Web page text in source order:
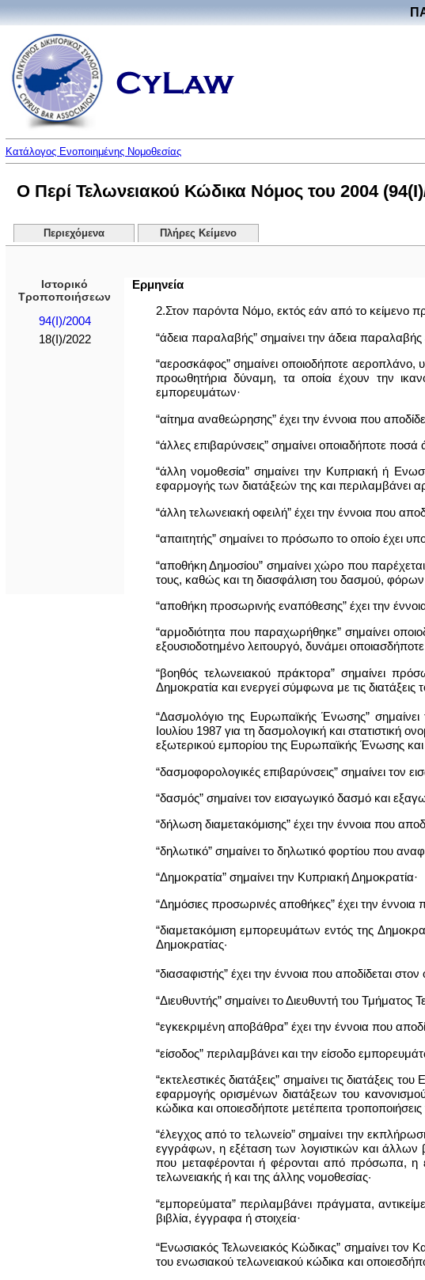
Κατάλογος Ενοποιημένης Νομοθεσίας
Ο Περί Τελωνειακού Κώδικα Νόμος του 2004
Περιεχόμενα Πλήρες Κείμενο
Ιστορικό
Τροποποιήσεων
94(I)/2004
18(I)/2022
Ερμηνεία
2.Στον παρόντα Νόμο, εκτός εάν από το κείμενο
“άδεια παραλαβής” σημαίνει την άδεια
“αεροσκάφος” σημαίνει οποιοδήποτε
προωθητήρια δύναμη, τα οποία έχουν την
εμπορευμάτων·
“αίτημα αναθεώρησης” έχει την έννοια που
“άλλες επιβαρύνσεις” σημαίνει οποιαδήποτε
“άλλη νομοθεσία” σημαίνει την Κυπριακή ή
εφαρμογής των διατάξεών της και περιλαμβάνει
“άλλη τελωνειακή οφειλή” έχει την έννοια που
“απαιτητής” σημαίνει το πρόσωπο το οποίο έχει
“αποθήκη Δημοσίου” σημαίνει χώρο που
τους, καθώς και τη διασφάλιση του δασμού,
“αποθήκη προσωρινής εναπόθεσης” έχει την
“αρμοδιότητα που παραχωρήθηκε” σημαίνει
εξουσιοδοτημένο λειτουργό, δυνάμει
“βοηθός τελωνειακού πράκτορα” σημαίνει
Δημοκρατία και ενεργεί σύμφωνα με τις διατάξεις
“Δασμολόγιο της Ευρωπαϊκής Ένωσης”
Ιουλίου 1987 για τη δασμολογική και στατιστική
εξωτερικού εμπορίου της Ευρωπαϊκής Ένωσης
“δασμοφορολογικές επιβαρύνσεις” σημαίνει τον
“δασμός” σημαίνει τον εισαγωγικό δασμό και
“δήλωση διαμετακόμισης” έχει την έννοια που
“δηλωτικό” σημαίνει το δηλωτικό φορτίου που
“Δημοκρατία” σημαίνει την Κυπριακή Δημοκρατία·
“Δημόσιες προσωρινές αποθήκες” έχει την
“διαμετακόμιση εμπορευμάτων εντός της
Δημοκρατίας·
“διασαφιστής” έχει την έννοια που αποδίδεται
“Διευθυντής” σημαίνει το Διευθυντή του Τμήματος
“εγκεκριμένη αποβάθρα” έχει την έννοια που
“είσοδος” περιλαμβάνει και την είσοδο
“εκτελεστικές διατάξεις” σημαίνει τις
εφαρμογής ορισμένων διατάξεων του
κώδικα και οποιεσδήποτε μετέπειτα τροποποιήσεις
“έλεγχος από το τελωνείο” σημαίνει την
εγγράφων, η εξέταση των λογιστικών και
που μεταφέρονται ή φέρονται από πρόσωπα, η
τελωνειακής ή και της άλλης νομοθεσίας·
“εμπορεύματα” περιλαμβάνει πράγματα,
βιβλία, έγγραφα ή στοιχεία·
“Ενωσιακός Τελωνειακός Κώδικας” σημαίνει τον
του ενωσιακού τελωνειακού κώδικα και